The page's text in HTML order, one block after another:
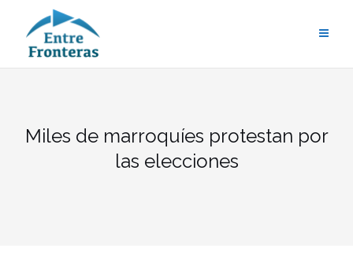
contenido
Miles de marroquíes protestan por
las elecciones